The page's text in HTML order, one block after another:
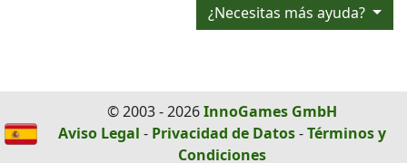
¿Necesitas más ayuda?
© 2003 - 2026InnoGames GmbH
Aviso Legal - Privacidad de Datos-Términos y
Condiciones